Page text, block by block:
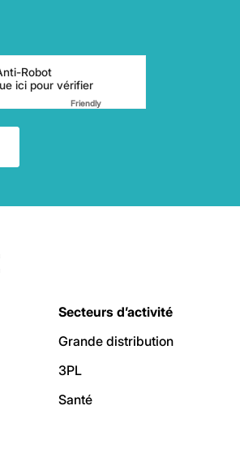
Robot
ici pour vérifier
FriendlyCaptcha ⇗
Secteurs d’activité
Grande distribution
3PL
Santé